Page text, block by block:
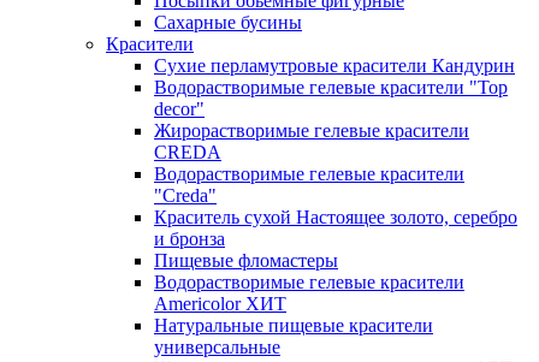
Сахарные бусины
Красители
Сухие перламутровые красители Кандурин
Водорастворимые гелевые красители "Top
decor"
Жирорастворимые гелевые красители
CREDA
Водорастворимые гелевые красители
"Creda"
Краситель сухой Настоящее золото, серебро
и бронза
Пищевые фломастеры
Водорастворимые гелевые красители
Americolor ХИТ
Натуральные пищевые красители
универсальные